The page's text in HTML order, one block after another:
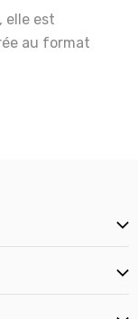
elle est
au format